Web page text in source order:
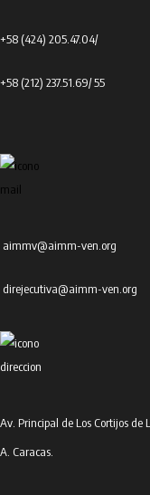
+58 (424) 205.47.04/
+58 (212) 237.51.69/ 55
aimmv@aimm-ven.org
direjecutiva@aimm-ven.org
Av. Principal de Los Cortijos de
A. Caracas.